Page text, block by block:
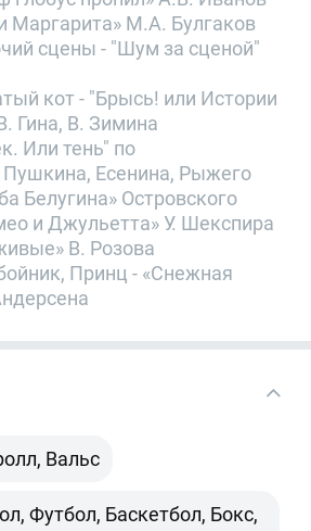
Маргарита» М.А. Булгаков
сцены - "Шум за сценой"
кот - "Брысь! или Истории
Гина, В. Зимина
Или тень" по
Есенина, Рыжего
Белугина» Островского
и Джульетта» У. Шекспира
В. Розова
Принц - «Снежная
Вальс
Футбол, Баскетбол, Бокс,